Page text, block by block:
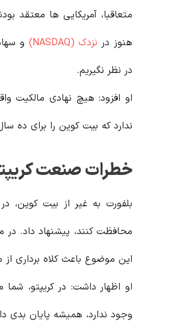
متعاقبا، آمریکایی ها معتقد
هنوز در نزدک (NASDAQ)
و
در نظر نگیریم.
او افزود: هیچ نهادی مالکیت
ندارد که بیت کوین را برای ده
خطرات صنعت
بلفورت به غیر از بیت کوین،
محافظت کنند، پیشنهاد داد.
این موضوع باعث کلاه برداری
او اظهار داشت: در کریپتو،
وجود ندارد، همیشه پایان بدی